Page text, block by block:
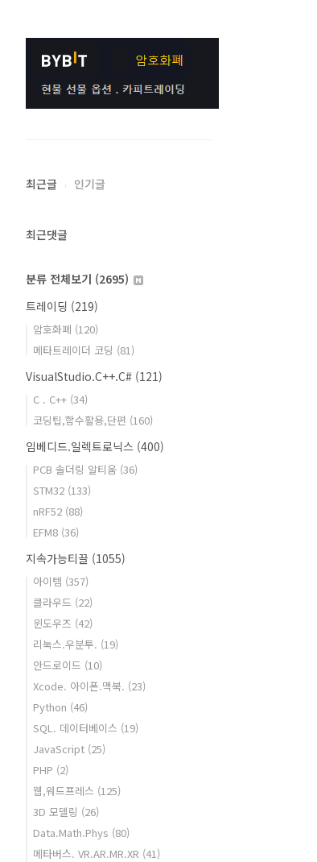
최근글 인기글
최근댓글
분류 전체보기 (2695)
트레이딩 (219)
암호화폐 (120)
메타트레이더 코딩 (81)
VisualStudio.C++.C# (121)
C . C++ (34)
코딩팁,함수활용,단편 (160)
임베디드.일렉트로닉스 (400)
PCB 솔더링 알티움 (36)
STM32 (133)
nRF52 (88)
EFM8 (36)
지속가능티끌 (1055)
아이템 (357)
클라우드 (22)
윈도우즈 (42)
리눅스.우분투. (19)
안드로이드 (10)
Xcode. 아이폰.맥북. (23)
Python (46)
SQL. 데이터베이스 (19)
JavaScript (25)
PHP (2)
웹,워드프레스 (125)
3D 모델링 (26)
Data.Math.Phys (80)
메타버스. VR.AR.MR.XR (41)